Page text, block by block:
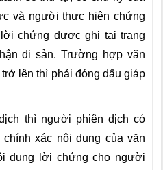
và người thực hiện chứng
chứng được ghi tại trang
di sản. Trường hợp văn
lên thì phải đóng dấu giáp
thì người phiên dịch có
xác nội dung của văn
dung lời chứng cho người